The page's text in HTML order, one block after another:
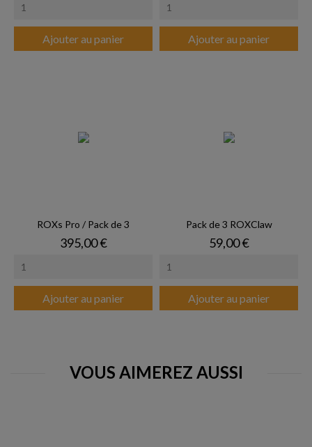
Ajouter au panier Ajouter au panier
ROXs Pro / Pack de 3
Prix
395,00 €
Ajouter au panier
Pack de 3 ROXClaw
Prix
59,00 €
Ajouter au panier
VOUS AIMEREZ AUSSI